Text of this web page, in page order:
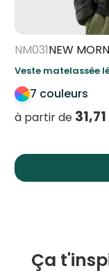
NM031NEW
Veste matelassée
7 couleurs
à partir de 31,71
Ça